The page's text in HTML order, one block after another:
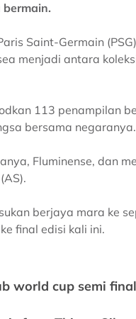
Saint-Germain
menjadi antara
113 penampilan
bersama negaranya.
Fluminense, dan
berjaya mara ke
final edisi kali ini.
world cup semi final